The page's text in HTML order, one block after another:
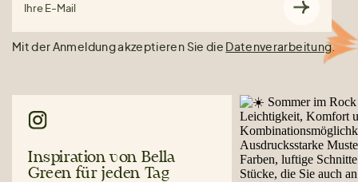
Ihre E-Mail
Mit der Anmeldung akzeptieren Sie die Datenverarbeitung.
Inspiration von Bella
Green für jeden Tag